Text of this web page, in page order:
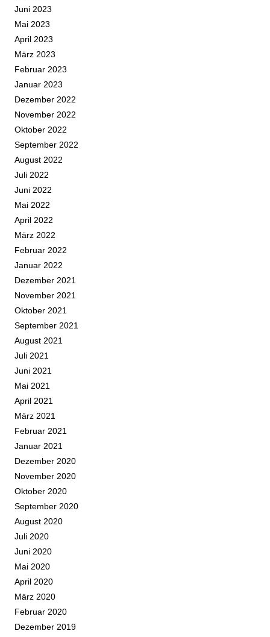
Juni 2023
Mai 2023
April 2023
März 2023
Februar 2023
Januar 2023
Dezember 2022
November 2022
Oktober 2022
September 2022
August 2022
Juli 2022
Juni 2022
Mai 2022
April 2022
März 2022
Februar 2022
Januar 2022
Dezember 2021
November 2021
Oktober 2021
September 2021
August 2021
Juli 2021
Juni 2021
Mai 2021
April 2021
März 2021
Februar 2021
Januar 2021
Dezember 2020
November 2020
Oktober 2020
September 2020
August 2020
Juli 2020
Juni 2020
Mai 2020
April 2020
März 2020
Februar 2020
Dezember 2019